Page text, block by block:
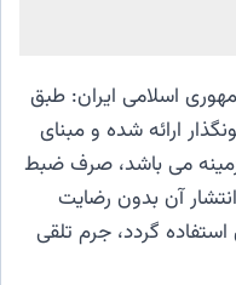
اسلامی ایران: طبق
ارائه شده و مبنای
می باشد، صرف ضبط
آن بدون رضایت
گردد، جرم تلقی